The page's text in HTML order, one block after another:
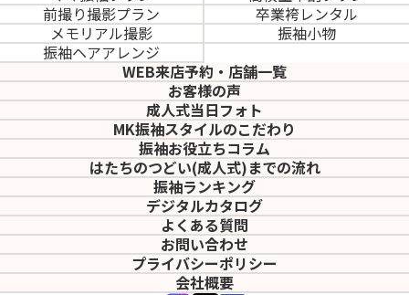
前撮り撮影プラン
卒業袴レンタル
メモリアル撮影
振袖小物
振袖ヘアアレンジ
WEB来店予約・店舗一覧
お客様の声
成人式当日フォト
MK振袖スタイルのこだわり
振袖お役立ちコラム
はたちのつどい(成人式)までの流れ
振袖ランキング
デジタルカタログ
よくある質問
お問い合わせ
プライバシーポリシー
会社概要